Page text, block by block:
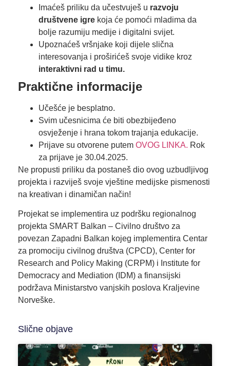
Imaćeš priliku da učestvuješ u razvoju
društvene igre koja će pomoći mladima da
bolje razumiju medije i digitalni svijet.
Upoznaćeš vršnjake koji dijele slična
interesovanja i proširićeš svoje vidike kroz
interaktivni rad u timu.
Praktične informacije
Učešće je besplatno.
Svim učesnicima će biti obezbijeđeno
osvježenje i hrana tokom trajanja edukacije.
Prijave su otvorene putem OVOG LINKA. Rok
za prijave je 30.04.2025.
Ne propusti priliku da postaneš dio ovog uzbudljivog
projekta i razviješ svoje vještine medijske pismenosti
na kreativan i dinamičan način!
Projekat se implementira uz podršku regionalnog
projekta SMART Balkan – Civilno društvo za
povezan Zapadni Balkan kojeg implementira Centar
za promociju civilnog društva (CPCD), Center for
Research and Policy Making (CRPM) i Institute for
Democracy and Mediation (IDM) a finansijski
podržava Ministarstvo vanjskih poslova Kraljevine
Norveške.
Slične objave